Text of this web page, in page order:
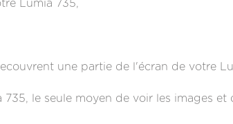
Lumia 735,
une partie de l'écran de votre
le seule moyen de voir les images